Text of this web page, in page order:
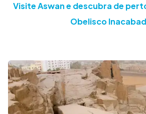
Visite Aswan e descubra de
Obelisco